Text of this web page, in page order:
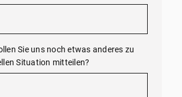
Sie uns noch etwas anderes zu
Situation mitteilen?